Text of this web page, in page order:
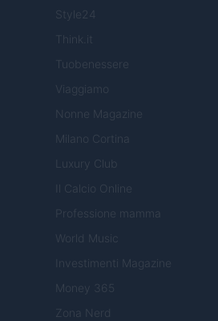
Style24
Think.it
Tuobenessere
Viaggiamo
Nonne Magazine
Milano Cortina
Luxury Club
Il Calcio Online
Professione mamma
World Music
Investimenti Magazine
Money 365
Zona Nerd